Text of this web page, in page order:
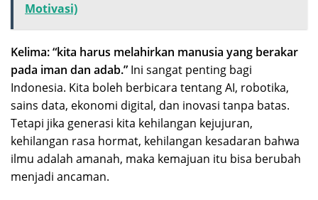
Motivasi)
Kelima: “kita harus melahirkan manusia yang berakar
pada iman dan adab.” Ini sangat penting bagi
Indonesia. Kita boleh berbicara tentang AI, robotika,
sains data, ekonomi digital, dan inovasi tanpa batas.
Tetapi jika generasi kita kehilangan kejujuran,
kehilangan rasa hormat, kehilangan kesadaran bahwa
ilmu adalah amanah, maka kemajuan itu bisa berubah
menjadi ancaman.